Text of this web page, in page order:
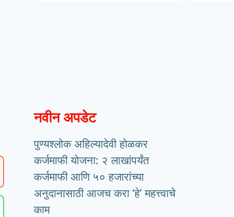
नवीन अपडेट
पुण्यश्लोक अहिल्यादेवी होळकर
कर्जमाफी योजना: २ लाखांपर्यंत
कर्जमाफी आणि ५० हजारांच्या
अनुदानासाठी आजच करा ‘हे’ महत्त्वाचे
काम